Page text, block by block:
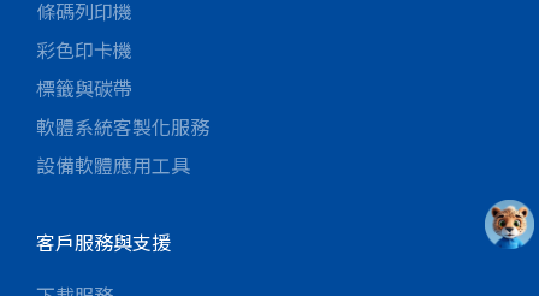
條碼列印機
彩色印卡機
標籤與碳帶
軟體系統客製化服務
設備軟體應用工具
客戶服務與支援